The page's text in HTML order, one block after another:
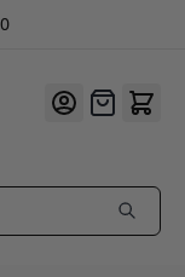
Offerte